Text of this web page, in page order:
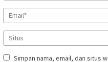
Simpan nama, email, dan situs